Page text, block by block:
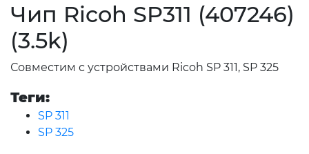
Чип Ricoh SP311 (407246)
(3.5k)
Совместим с устройствами Ricoh SP 311, SP 325
Теги:
SP 311
SP 325